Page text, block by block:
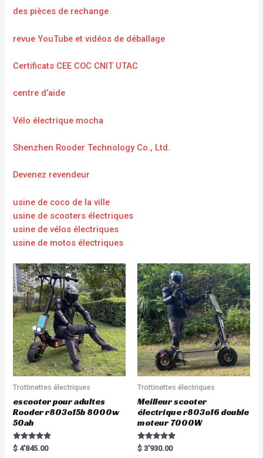
des pièces de rechange
revue YouTube et vidéos de déballage
Certificats CEE COC CNIT UTAC
centre d’aide
Vélo électrique mocha
Shenzhen Rooder Technology Co., Ltd.
Devenez revendeur
usine de coco de la ville
usine de scooters électriques
usine de vélos électriques
usine de motos électriques
Trottinettes électriques
escooter pour adultes
Rooder r803o15b 8000w
50ah
Rated
5.00
$ 4'845.00
Trottinettes électriques
Meilleur scooter
électrique r803o16 double
moteur 7000W
Rated
5.00
$ 3'930.00